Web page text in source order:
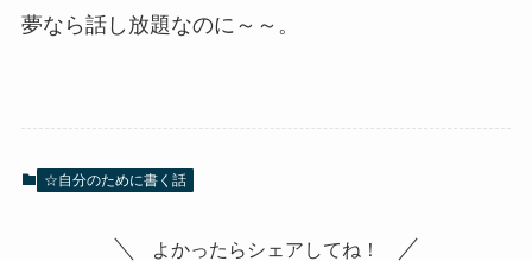
夢なら話し放題なのに～～。
☆自分のために書く話
よかったらシェアしてね！